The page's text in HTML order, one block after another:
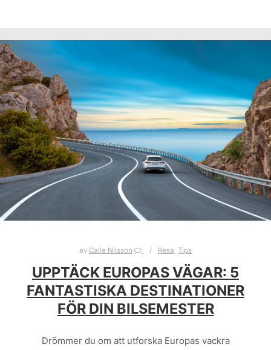
av Calle Nilsson Resa, Tips
UPPTÄCK EUROPAS VÄGAR: 5
FANTASTISKA DESTINATIONER
FÖR DIN BILSEMESTER
Drömmer du om att utforska Europas vackra